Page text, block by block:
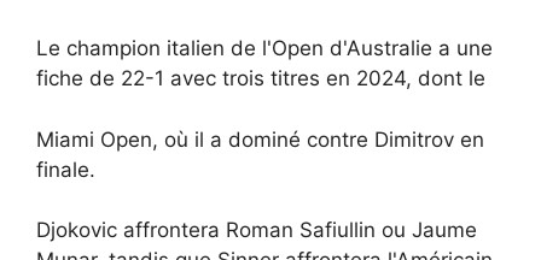
Le champion italien de l'Open d'Australie a une
fiche de 22-1 avec trois titres en 2024, dont le
Miami Open, où il a dominé contre Dimitrov en
finale.
Djokovic affrontera Roman Safiullin ou Jaume